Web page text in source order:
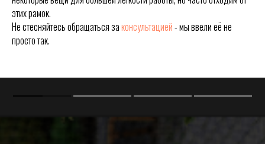
этих рамок.
Не стесняйтесь обращаться законсультацией- мы ввели её не
просто так.